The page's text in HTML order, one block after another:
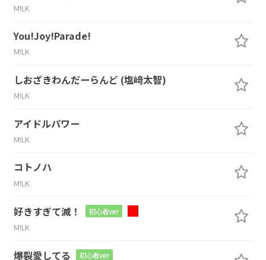
M!LK
You!Joy!Parade!
M!LK
しおざきわんだーらんど (塩﨑太智)
M!LK
アイドルパワー
M!LK
コトノハ
M!LK
好きすぎて滅！ 初心者ver
M!LK
爆裂愛してる 初心者ver